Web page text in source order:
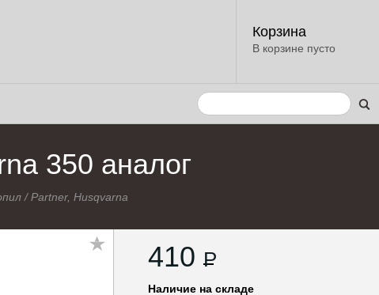
Корзина
В корзине пусто
350 аналог
/Partner, Husqvarna
410 P
Наличие на складе